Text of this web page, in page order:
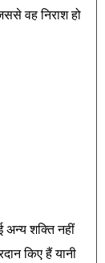
वह निराश हो
शक्ति नहीं
किए हैं यानी